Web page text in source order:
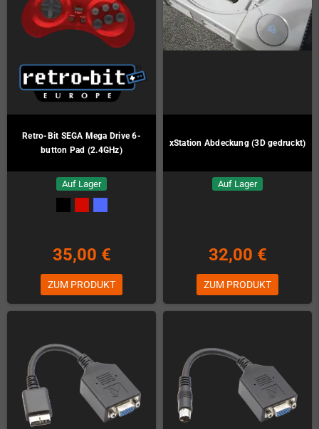
Retro-Bit SEGA Mega Drive 6-
button Pad (2.4GHz)
Auf Lager
35,00 €
ZUM PRODUKT
xStation Abdeckung (3D gedruckt)
Auf Lager
32,00 €
ZUM PRODUKT